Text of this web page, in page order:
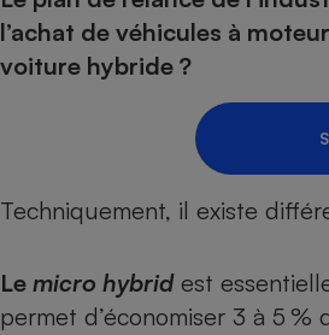
l’achat de véhicules à
voiture hybride ?
Techniquement, il existe
Le micro hybridest
permet d’économiser 3 à 5
Choisir son fioul
Choisir son pellet
Comparateur assurance
Energie Moins Chère
nous ?